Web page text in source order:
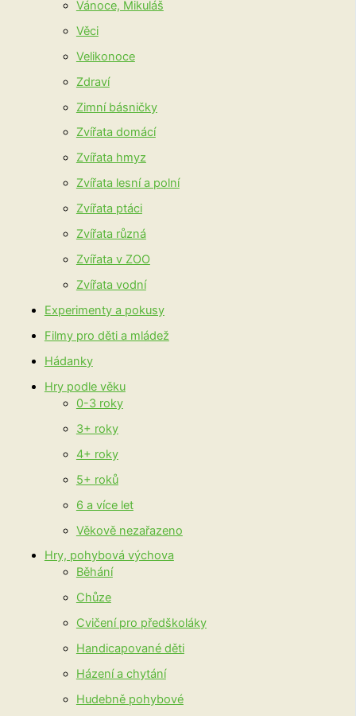
Vánoce, Mikuláš
Věci
Velikonoce
Zdraví
Zimní básničky
Zvířata domácí
Zvířata hmyz
Zvířata lesní a polní
Zvířata ptáci
Zvířata různá
Zvířata v ZOO
Zvířata vodní
Experimenty a pokusy
Filmy pro děti a mládež
Hádanky
Hry podle věku
0-3 roky
3+ roky
4+ roky
5+ roků
6 a více let
Věkově nezařazeno
Hry, pohybová výchova
Běhání
Chůze
Cvičení pro předškoláky
Handicapované děti
Házení a chytání
Hudebně pohybové